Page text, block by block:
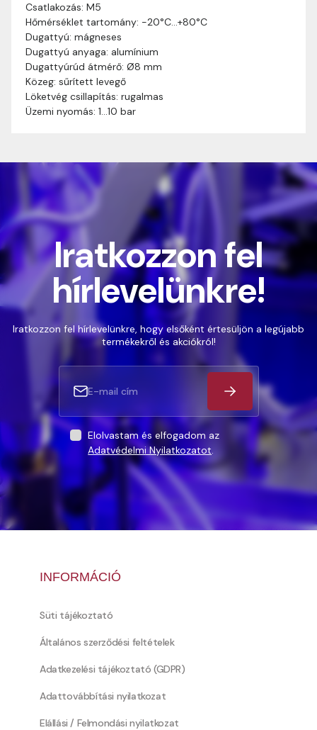
Csatlakozás: M5
Hőmérséklet tartomány: -20°C…+80°C
Dugattyú: mágneses
Dugattyú anyaga: alumínium
Dugattyúrúd átmérő: Ø8 mm
Közeg: sűrített levegő
Löketvég csillapítás: rugalmas
Üzemi nyomás: 1…10 bar
Szállítási idő:Általában a megrendeléseket 2-5
munkanapon belül kézbesítjük. Amennyiben
valamilyen okból kifolyólag a szállítás hosszabb
ideig tart, előre értesítünk benneteket.
Szállítási díj:A szállítási díj függ a termék súlyától
és a szállítási cím távolságától. A pontos szállítási
díjat a vásárlás folyamata során megtekinthetitek,
Iratkozzon fel
hírlevelünkre!
Iratkozzon fel hírlevelünkre, hogy elsőként értesüljön a legújabb
termékekről és akciókról!
Elolvastam és elfogadom az
Adatvédelmi Nyilatkozatot.
INFORMÁCIÓ
Süti tájékoztató
Általános szerződési feltételek
Adatkezelési tájékoztató (GDPR)
Adattovábbítási nyilatkozat
Elállási / Felmondási nyilatkozat